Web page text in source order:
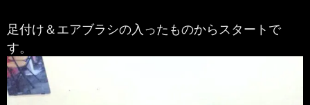
足付け＆エアブラシの入ったものからスタートで
す。